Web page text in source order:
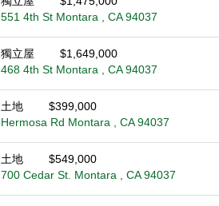
551 4th St Montara , CA 94037
獨立屋
$1,649,000
468 4th St Montara , CA 94037
土地
$399,000
Hermosa Rd Montara , CA 94037
土地
$549,000
700 Cedar St. Montara , CA 94037